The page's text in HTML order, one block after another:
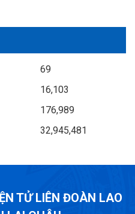
69
16,103
176,989
32,945,481
TỬ LIÊN ĐOÀN LAO